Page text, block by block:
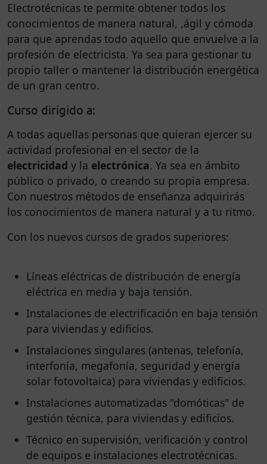
Electrotécnicas te permite obtener todos los
conocimientos de manera natural, ,ágil y cómoda
para que aprendas todo aquello que envuelve a la
profesión de electricista. Ya sea para gestionar tu
propio taller o mantener la distribución energética
de un gran centro.
Curso dirigido a:
A todas aquellas personas que quieran ejercer su
actividad profesional en el sector de la
electricidad y la electrónica. Ya sea en ámbito
público o privado, o creando su propia empresa.
Con nuestros métodos de enseñanza adquirirás
los conocimientos de manera natural y a tu ritmo.
Con los nuevos cursos de grados superiores:
Líneas eléctricas de distribución de energía
eléctrica en media y baja tensión.
Instalaciones de electrificación en baja tensión
para viviendas y edificios.
Instalaciones singulares (antenas, telefonía,
interfonía, megafonía, seguridad y energía
solar fotovoltaica) para viviendas y edificios.
Instalaciones automatizadas "domóticas" de
gestión técnica, para viviendas y edificios.
Técnico en supervisión, verificación y control
de equipos e instalaciones electrotécnicas.